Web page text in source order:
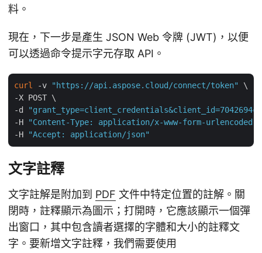
料。
現在，下一步是產生 JSON Web 令牌 (JWT)，以便
可以透過命令提示字元存取 API。
curl -v "https://api.aspose.cloud/connect/token"
\
-X POST \
-d
"grant_type=client_credentials&client_id=7042694c-
-H
"Content-Type: application/x-www-form-urlencoded"
-H
"Accept: application/json"
文字註釋
文字註解是附加到 PDF 文件中特定位置的註解。關
閉時，註釋顯示為圖示；打開時，它應該顯示一個彈
出窗口，其中包含讀者選擇的字體和大小的註釋文
字。要新增文字註釋，我們需要使用